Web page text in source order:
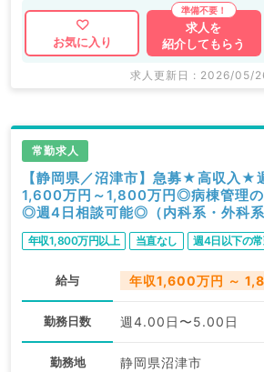
お気に入り
求人を
紹介してもらう
求人更新日 : 2026/05/
常勤求人
【静岡県／沼津市】急募★高収入★
1,600万円～1,800万円◎病棟管理の
◎週4日相談可能◎（内科系・外科系
年収1,800万円以上 当直なし 週4日以下の
給与 年収1,600万円 ～
勤務日数 週4.00日〜5.00日
勤務地 静岡県沼津市